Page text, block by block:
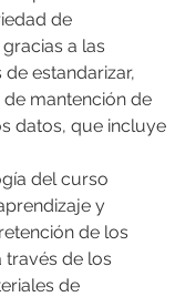
de
a las
estandarizar,
mantención de
datos, que incluye
del curso
y
de los
través de los
de